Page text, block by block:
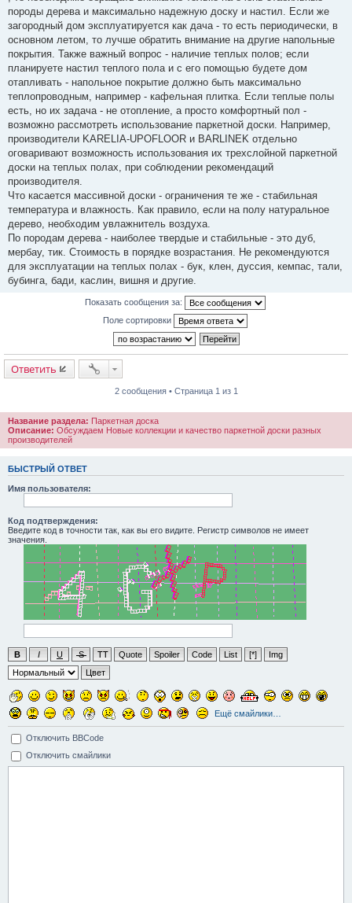
2
породы дерева и максимально надежную доску и настил. Если же
загородный дом эксплуатируется как дача - то есть периодически, в
основном летом, то лучше обратить внимание на другие напольные
покрытия. Также важный вопрос - наличие теплых полов; если
планируете настил теплого пола и с его помощью будете дом
отапливать - напольное покрытие должно быть максимально
теплопроводным, например - кафельная плитка. Если теплые полы
есть, но их задача - не отопление, а просто комфортный пол -
возможно рассмотреть использование паркетной доски. Например,
производители KARELIA-UPOFLOOR и BARLINEK отдельно
оговаривают возможность использования их трехслойной паркетной
доски на теплых полах, при соблюдении рекомендаций
производителя.
Что касается массивной доски - ограничения те же - стабильная
температура и влажность. Как правило, если на полу натуральное
дерево, необходим увлажнитель воздуха.
По породам дерева - наиболее твердые и стабильные - это дуб,
мербау, тик. Стоимость в порядке возрастания. Не рекомендуются
для эксплуатации на теплых полах - бук, клен, дуссия, кемпас, тали,
бубинга, бади, каслин, вишня и другие.
Показать сообщения за:
Поле сортировки
Ответить
2 сообщения • Страница 1 из 1
Название раздела: Паркетная доска
Описание: Обсуждаем Новые коллекции и качество паркетной доски разных
производителей
БЫСТРЫЙ ОТВЕТ
Имя пользователя:
Код подтверждения:
Введите код в точности так, как вы его видите. Регистр символов не имеет
значения.
B I U S TT Quote Spoiler Code List [*]
Img
Цвет
Ещё смайлики…
Отключить BBCode
Отключить смайлики